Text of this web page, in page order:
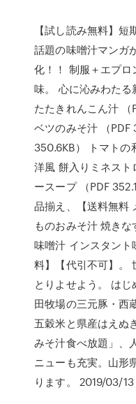
【試し読み無料】短
話題の味噌汁マンガ
化！！ 制服＋エプ
味。 心に沁みわたる
たたきれんこん汁
ベツのみそ汁 （PDF
350.6KB） トマトの
洋風 餅入りミネスト
ースープ （PDF
品揃え、【送料無料
ものおみそ汁 焼き
味噌汁 インスタン
料】【代引不可】。
とりよせよう。 は
田牧場の三元豚・西
五穀米と県産はえぬ
みそ汁食べ放題」、
ニューも充実。山形
ります。 2019/03/13